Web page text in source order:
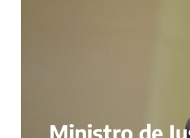
Ministro de